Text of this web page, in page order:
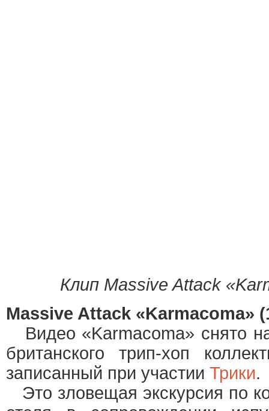
Клип Massive Attack
Massive Attack «Karmacoma»
Видео «Karmacoma» снято
британского трип-хоп
записанный при участии Трики.
Это зловещая экскурсия по